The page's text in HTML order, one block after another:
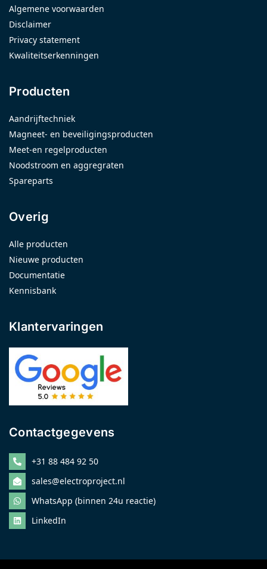
Algemene voorwaarden
Disclaimer
Privacy statement
Kwaliteitserkenningen
Producten
Aandrijftechniek
Magneet- en beveiligingsproducten
Meet-en regelproducten
Noodstroom en aggregraten
Spareparts
Overig
Alle producten
Nieuwe producten
Documentatie
Kennisbank
Klantervaringen
Contactgegevens
+31 88 484 92 50
sales@electroproject.nl
WhatsApp (binnen 24u reactie)
LinkedIn